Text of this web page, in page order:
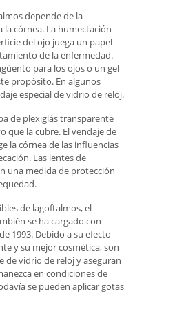
depende de la
la córnea. La humectación
del ojo juega un papel
de la enfermedad.
para los ojos o un gel
propósito. En algunos
especial de vidrio de reloj.
de plexiglás transparente
que la cubre. El vendaje de
la córnea de las influencias
Las lentes de
una medida de protección
de lagoftalmos, el
se ha cargado con
1993. Debido a su efecto
y su mejor cosmética, son
de vidrio de reloj y aseguran
en condiciones de
se pueden aplicar gotas